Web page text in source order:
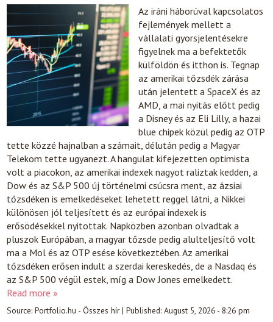
Az iráni háborúval kapcsolatos
fejlemények mellett a
vállalati gyorsjelentésekre
figyelnek ma a befektetők
külföldön és itthon is. Tegnap
az amerikai tőzsdék zárása
után jelentett a SpaceX és az
AMD, a mai nyitás előtt pedig
a Disney és az Eli Lilly, a hazai
blue chipek közül pedig az OTP
tette közzé hajnalban a számait, délután pedig a Magyar
Telekom tette ugyanezt. A hangulat kifejezetten optimista
volt a piacokon, az amerikai indexek nagyot raliztak kedden, a
Dow és az S&P 500 új történelmi csúcsra ment, az ázsiai
tőzsdéken is emelkedéseket lehetett reggel látni, a Nikkei
különösen jól teljesített és az európai indexek is
erősödésekkel nyitottak. Napközben azonban olvadtak a
pluszok Európában, a magyar tőzsde pedig alulteljesítő volt
ma a Mol és az OTP esése következtében. Az amerikai
tőzsdéken erősen indult a szerdai kereskedés, de a Nasdaq és
az S&P 500 végül estek, míg a Dow Jones emelkedett.
Read more »
Source:Portfolio.hu - Összes hír|Published:August 5, 2026 - 8:26 pm